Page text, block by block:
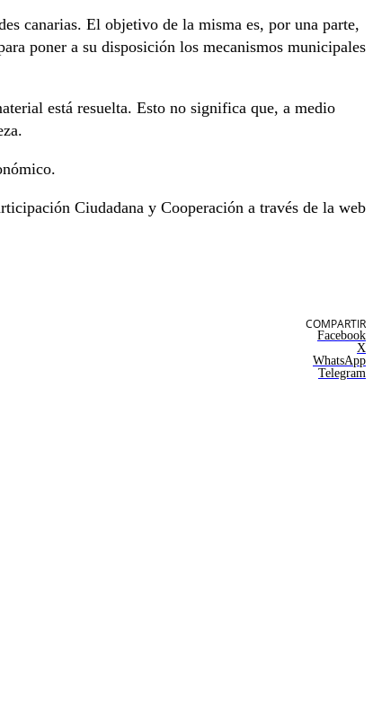
canarias. El objetivo de la misma es, por una parte,
poner a su disposición los mecanismos municipales
está resuelta. Esto no significa que, a medio
Ciudadana y Cooperación a través de la web
COMPARTIR
Facebook
X
WhatsApp
Telegram